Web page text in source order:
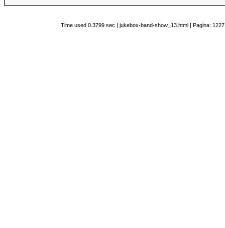
Time used 0.3799 sec | jukebox-band-show_13.html | Pagina: